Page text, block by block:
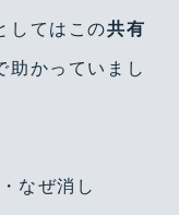
してはこの共有
助かっていまし
なぜ消し